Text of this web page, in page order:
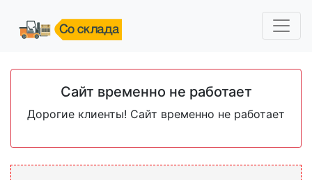
Сайт временно не работает
Дорогие клиенты! Сайт временно не работает